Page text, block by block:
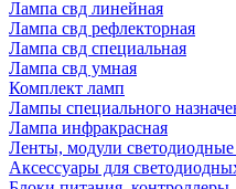
Лампа свд линейная
Лампа свд рефлекторная
Лампа свд специальная
Лампа свд умная
Комплект ламп
Лампы специального
Лампа инфракрасная
Ленты, модули
Аксессуары для